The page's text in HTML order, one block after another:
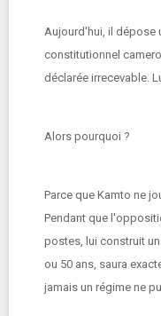
Aujourd'hui, il dépose
constitutionnel
déclarée irrecevable.
Alors pourquoi ?
Parce que Kamto ne
Pendant que
postes, lui construit
ou 50 ans, saura
jamais un régime ne